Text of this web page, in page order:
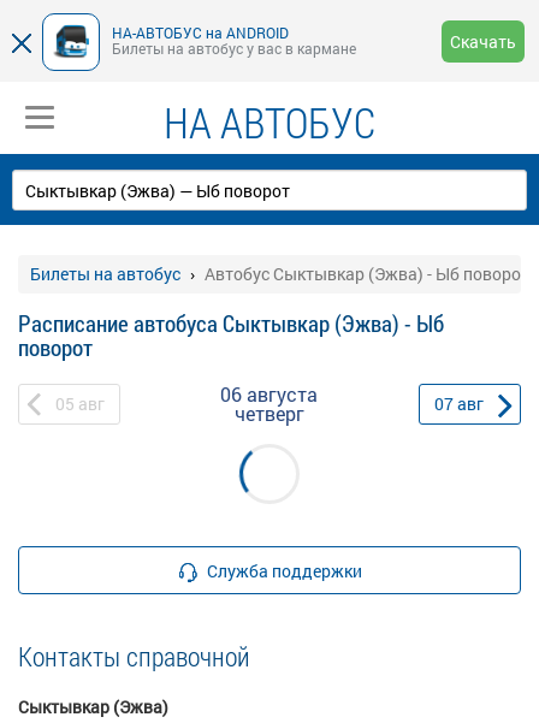
НА-АВТОБУС на ANDROID
Билеты на автобус у вас в кармане
Скачать
НА АВТОБУС
Билеты на автобус Автобус Сыктывкар (Эжва) - Ыб поворот
Расписание автобуса Сыктывкар (Эжва) - Ыб
поворот
05 авг 06 августа
четверг 07авг
Служба поддержки
Контакты справочной
Сыктывкар (Эжва)